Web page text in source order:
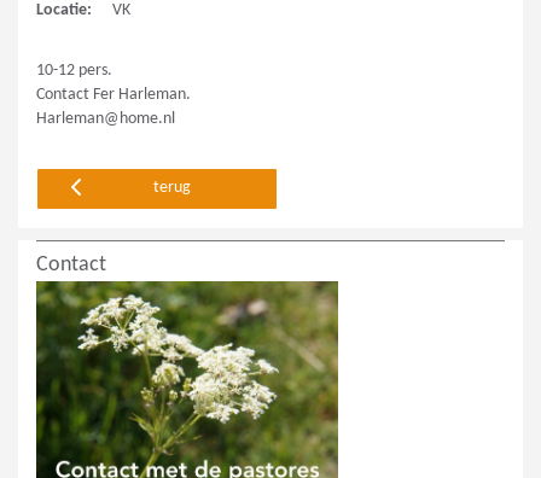
Locatie:
VK
10-12 pers.
Contact Fer Harleman.
Harleman@home.nl
terug
Contact